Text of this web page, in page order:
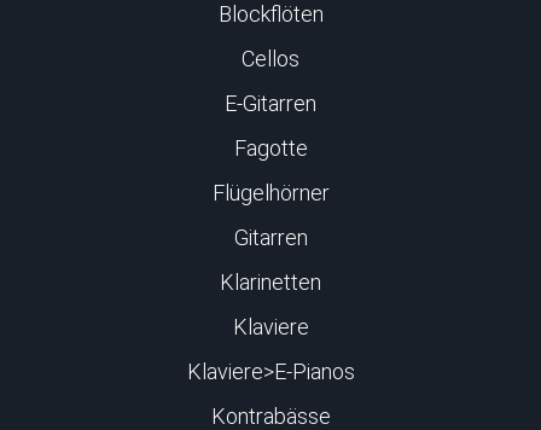
Blockflöten
Cellos
E-Gitarren
Fagotte
Flügelhörner
Gitarren
Klarinetten
Klaviere
Klaviere>E-Pianos
Kontrabässe